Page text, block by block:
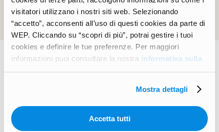
visitatori utilizzano i nostri siti web. Selezionando
“accetto”, acconsenti all’uso di questi cookies da parte di
WEP. Cliccando su “scopri di più”, potrai gestire i tuoi
cookies e definire le tue preferenze. Per maggiori
informazioni puoi consultare la nostra informativa sulla
privacy.
Mostra dettagli
Accetta tutti
TAGS: High School UK Video